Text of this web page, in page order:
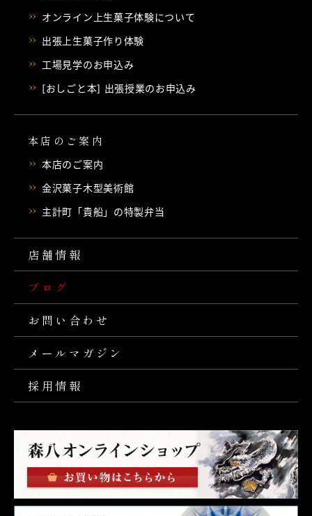
オンライン上生菓子体験について
出張上生菓子作り体験
工場見学のお申込み
[おしごと本] 出張授業のお申込み
本店のご案内
本店のご案内
金沢菓子木型美術館
主計町「貴船」の特製弁当
店舗情報
ブログ
お問い合わせ
メールマガジン
採用情報